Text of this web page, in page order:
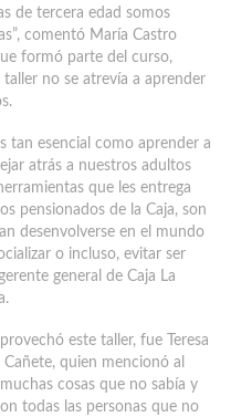
de tercera edad somos
comentó María Castro
formó parte del curso,
no se atrevía a aprender
tan esencial como aprender a
atrás a nuestros adultos
que les entrega
pensionados de la Caja, son
desenvolverse en el mundo
o incluso, evitar ser
general de Caja La
este taller, fue Teresa
quien mencionó al
cosas que no sabía y
todas las personas que no